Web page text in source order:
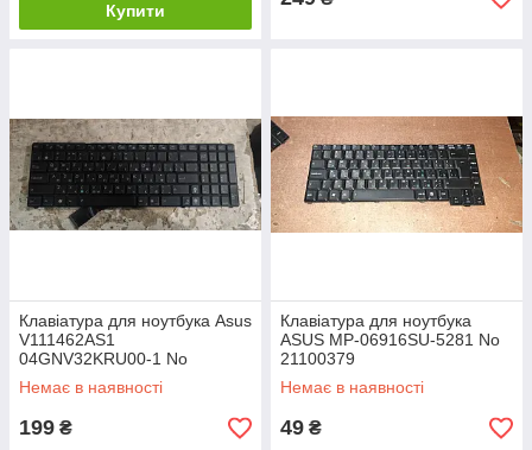
Купити
Клавіатура для ноутбука Asus
V111462AS1
04GNV32KRU00-1 No
24080204
Немає в наявності
199 ₴
Клавіатура для ноутбука
ASUS MP-06916SU-5281 No
21100379
Немає в наявності
49 ₴